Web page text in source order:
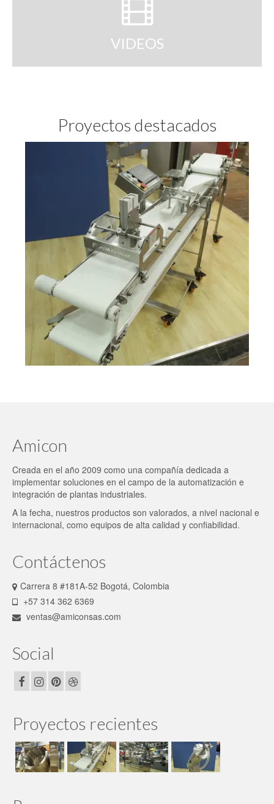
VIDEOS
Proyectos destacados
Amicon
Creada en el año 2009 como una compañía dedicada a
implementar soluciones en el campo de la automatización e
integración de plantas industriales.
A la fecha, nuestros productos son valorados, a nivel nacional e
internacional, como equipos de alta calidad y confiabilidad.
Contáctenos
Carrera 8 #181A-52 Bogotá, Colombia
+57 314 362 6369
ventas@amiconsas.com
Social
Proyectos recientes